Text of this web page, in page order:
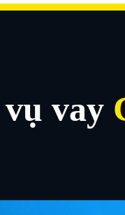
vay